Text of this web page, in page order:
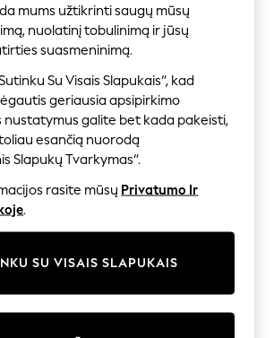
& Swimwear
mums užtikrinti saugų mūsų
nuolatinį tobulinimą ir jūsų
suasmeninimą.
Su Visais Slapukais“, kad
geriausia apsipirkimo
nustatymus galite bet kada pakeisti,
esančią nuorodą
Slapukų Tvarkymas“.
rasite mūsų Privatumo Ir
.
SU VISAIS SLAPUKAIS